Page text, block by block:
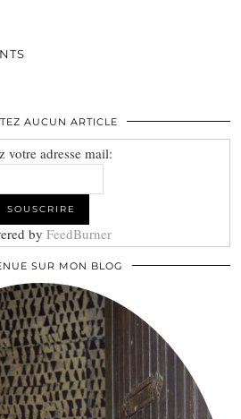
AUCUN ARTICLE
votre adresse mail:
by FeedBurner
SUR MON BLOG